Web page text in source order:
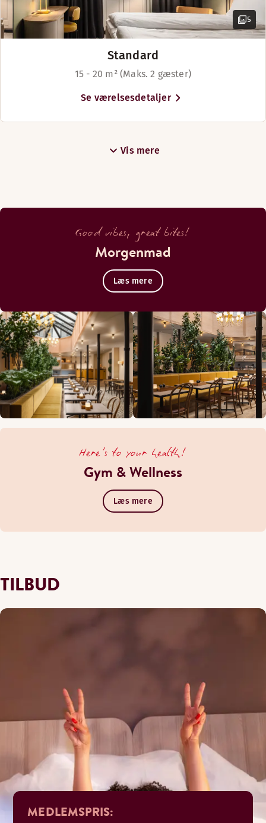
5
Standard
15 - 20 m² (Maks. 2 gæster)
Se værelsesdetaljer
Vis mere
Good vibes, great bites!
Morgenmad
Læs mere
Here's to your health!
Gym & Wellness
Læs mere
TILBUD
MEDLEMSPRIS: